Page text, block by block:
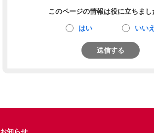
このページの情報は役に立ちまし
はい いいえ
送信する